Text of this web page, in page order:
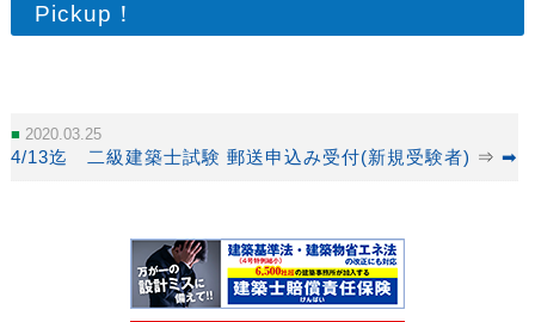
Pickup！
2020.03.25
4/13迄 二級建築士試験 郵送申込み受付(新規受験者) ⇒ ➡